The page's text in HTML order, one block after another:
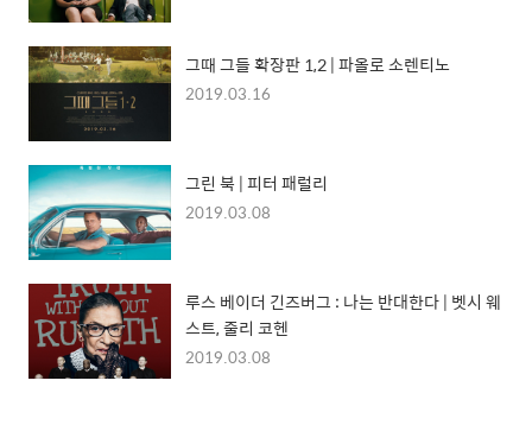
그때 그들 확장판 1,2 | 파올로 소렌티노
2019.03.16
그린 북 | 피터 패럴리
2019.03.08
루스 베이더 긴즈버그 : 나는 반대한다 | 벳시 웨
스트, 줄리 코헨
2019.03.08